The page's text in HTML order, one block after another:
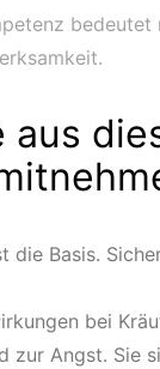
bedeutet
aus
die Basis.
bei
zur Angst. Sie